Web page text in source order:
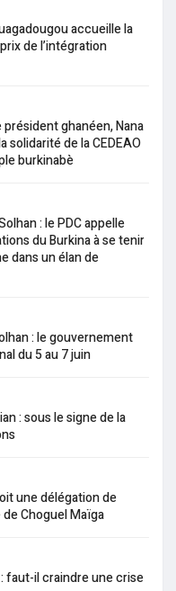
accueille la
de l’intégration
président ghanéen, Nana
de la CEDEAO
burkinabè
: le PDC appelle
du Burkina à se tenir
dans un élan de
: le gouvernement
du 5 au 7 juin
: sous le signe de la
une délégation de
Choguel Maïga
faut-il craindre une crise